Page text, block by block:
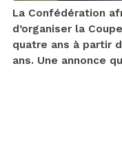
La Confédération
d’organiser la
quatre ans à partir
ans. Une annonce